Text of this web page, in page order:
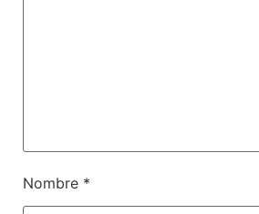
Nombre *